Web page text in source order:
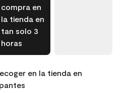
compra en
la tienda en
tan solo 3
horas
en la tienda en